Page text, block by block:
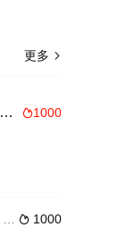
更多 
1000
日薪五万守皇陵，千古英灵听我令
 1000